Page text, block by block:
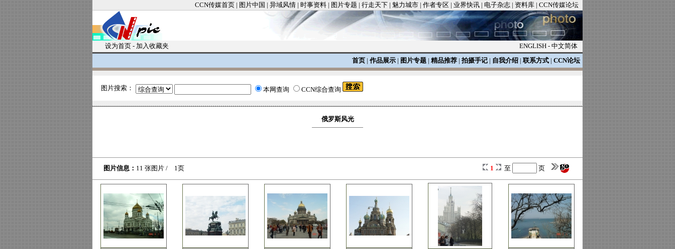
CCN传媒首页 | 图片中国 | 异域风情 | 时事资料 | 图片专题 | 行走天下 | 魅力城市 | 作者专区 | 业界快讯 | 电子杂志 | 资料库 | CCN传媒论坛
设为首页 - 加入收藏夹 ENGLISH - 中文简体
首页 | 作品展示 | 图片专题 | 精品推荐 | 拍摄手记 | 自我介绍 | 联系方式 | CCN论坛
图片搜索： 本网查询 CCN综合查询
俄罗斯风光
图片信息： 11 张图片 / 1页 1 至 页